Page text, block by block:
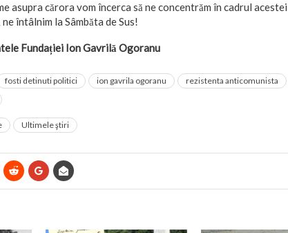
asupra cărora vom încerca să ne concentrăm în cadrul
întâlnim la Sâmbăta de Sus!
Fundației Ion Gavrilă Ogoranu
fosti detinuti politici ion gavrila ogoranu rezistenta anticomunista
Ultimele ştiri